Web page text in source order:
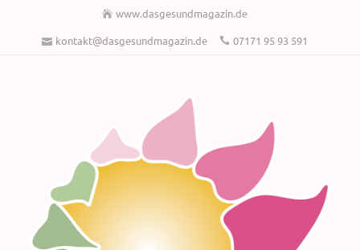
www.dasgesundmagazin.de
kontakt@dasgesundmagazin.de
07171 95 93 591